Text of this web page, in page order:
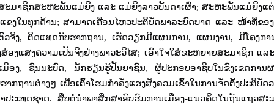
ມາຊິກສະຫະພັນແມ່ຍິງ ແລະ ແມ່ຍິງລາວບັນດາເຜົ່າ; ສະຫະພັນແມ່ຍິງແ
ຂງໃນທຸກດ້ານ;ສາມາດເຄື່ອນໄຫວປະຕິບັດພາລະບົດບາດ ແລະ ໜ້າທີ່ຂອງ
ວຈິງ, ຕິດແທດກັບຮາກຖານ, ເຮັດວຽກມີແຜນການ, ແຜນງານ, ມີໂຄງກ
ອງແສງຄວາມເປັນຈິງຢ່າງພາວະວິໄສ; ເອົາໃຈໃສ່ຂະຫຍາຍສະມາຊິກ ແລ
ອງ, ຊົນນະບົດ, ນັກຮຽນຮູ້ປັນຍາຊົນ, ຜູ້ປະກອບອາຊີບໃນຂົງເຂດການ
ານຕ່າງໆ ເພື່ອເຕົ້າໂຮມກຳລັງແຮງສັງລວມເຂົ້າໃນການຈັດຕັ້ງປະຕິບັດ
ເທດຊາດ. ສືບຕໍ່ນໍາພາສຶກສາອົບຮົມການເມືອງ-ແນວຄິດໃນຖັນແຖວສະ